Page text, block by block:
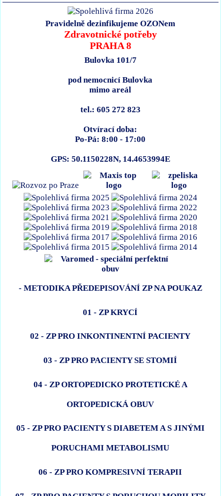
Pravidelně dezinfikujeme OZONem
Zdravotnické potřeby
PRAHA 8
Bulovka 101/7
pod nemocnicí Bulovka
mimo areál
tel.: 605 272 823
Otvírací doba:
Po-Pá: 8:00 - 17:00
GPS: 50.1150228N, 14.4653994E
- METODIKA PŘEDEPISOVÁNÍ ZP NA POUKAZ
01 - ZP KRYCÍ
02 - ZP PRO INKONTINENTNÍ PACIENTY
03 - ZP PRO PACIENTY SE STOMIÍ
04 - ZP ORTOPEDICKO PROTETICKÉ A
ORTOPEDICKÁ OBUV
05 - ZP PRO PACIENTY S DIABETEM A S JINÝMI
PORUCHAMI METABOLISMU
06 - ZP PRO KOMPRESIVNÍ TERAPII